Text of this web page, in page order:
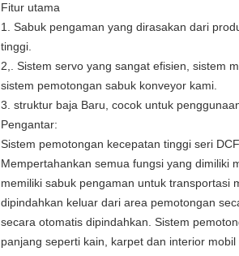
Fitur utama
1. Sabuk pengaman yang dirasakan dari
tinggi.
2,. Sistem servo yang sangat efisien, sistem
sistem pemotongan sabuk konveyor kami.
3. struktur baja Baru, cocok untuk
Pengantar:
Sistem pemotongan kecepatan tinggi seri
Mempertahankan semua fungsi yang dimiliki
memiliki sabuk pengaman untuk transportasi
dipindahkan keluar dari area pemotongan
secara otomatis dipindahkan. Sistem
panjang seperti kain, karpet dan interior